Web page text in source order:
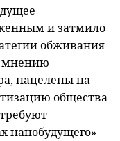
и затмило
обживания
мнению
нацелены на
общества
нанобудущего»